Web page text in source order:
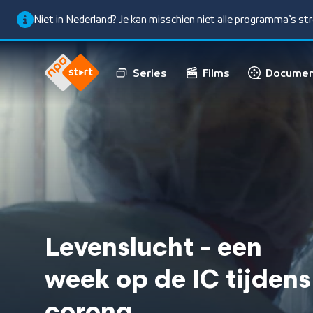
Niet in Nederland? Je kan misschien niet alle programma’s
Series Films
Levenslucht - een
week op de IC tijdens